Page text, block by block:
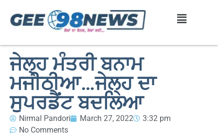
ਜੇਲ੍ਹ ਮੰਤਰੀ ਬਨਾਮ
ਮਜੀਠੀਆ…ਜੇਲ੍ਹ ਦਾ
ਸੁਪਰਡੈਂਟ ਬਦਲਿਆ
Nirmal Pandori March 27, 2022
3:32 pm
No Comments